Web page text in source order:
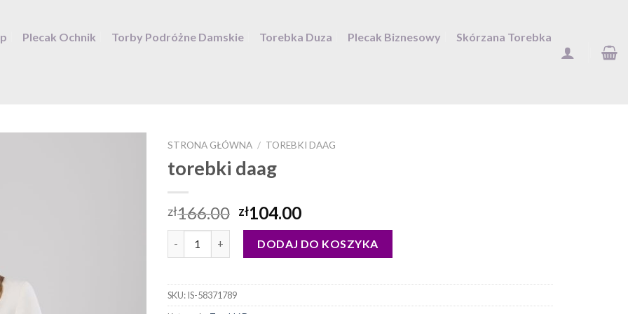
Plecak Ochnik Torby Podróżne Damskie Torebka Duza Plecak Biznesowy Skórzana Torebka
STRONA GŁÓWNA / TOREBKI DAAG
torebki daag
zł166.00 zł104.00
DODAJ DO KOSZYKA
SKU:IS-58371789